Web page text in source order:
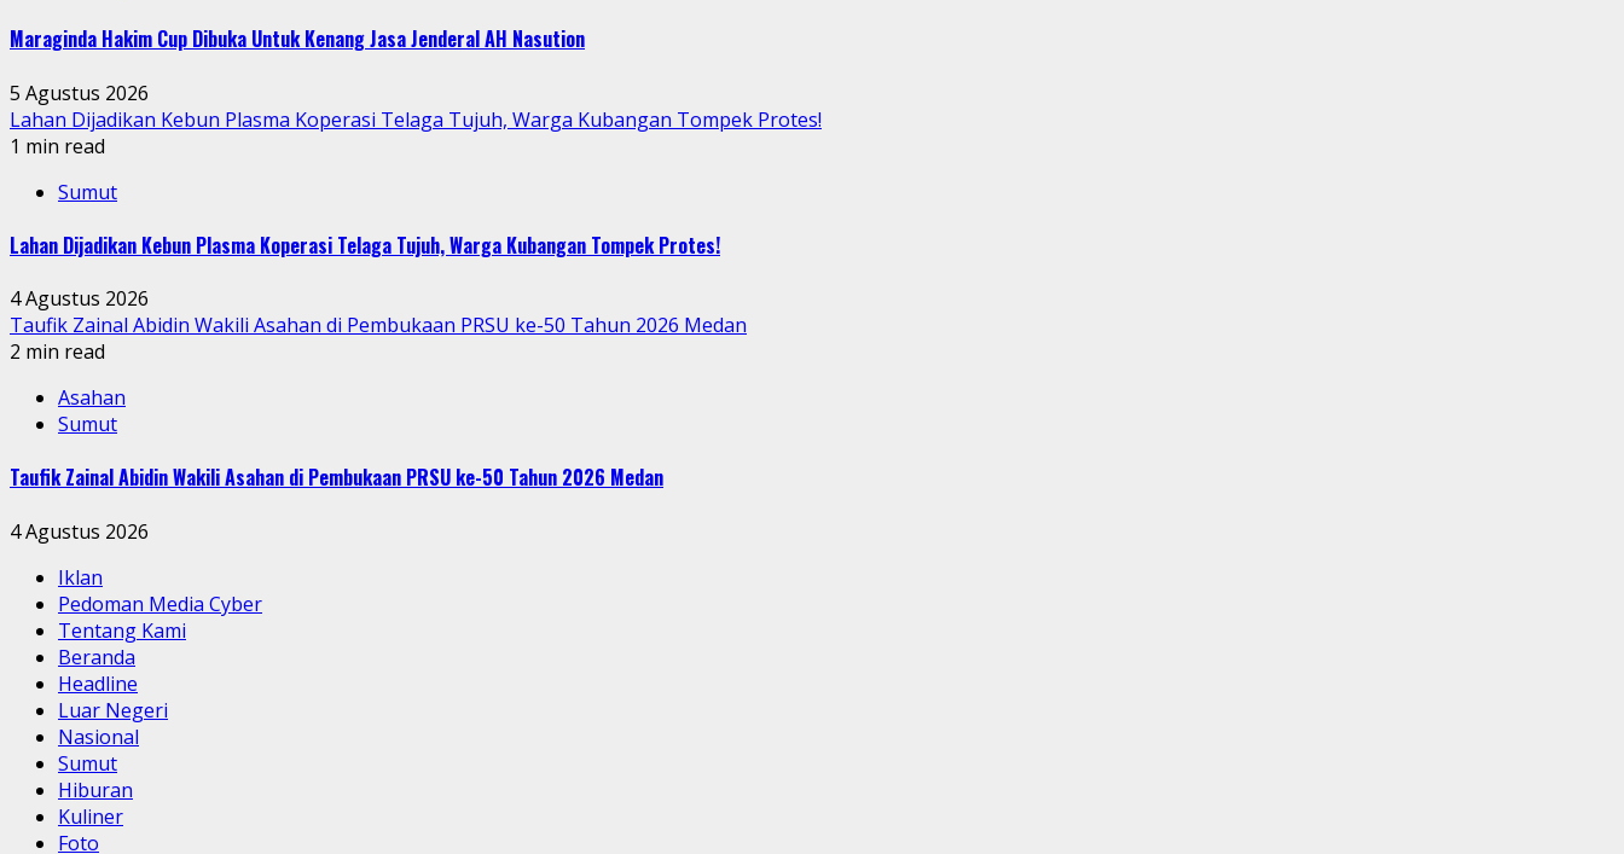
Maraginda Hakim Cup Dibuka Untuk Kenang Jasa Jenderal AH Nasution
5 Agustus 2026
Lahan Dijadikan Kebun Plasma Koperasi Telaga Tujuh, Warga Kubangan Tompek Protes!
1 min read
Sumut
Lahan Dijadikan Kebun Plasma Koperasi Telaga Tujuh, Warga Kubangan Tompek Protes!
4 Agustus 2026
Taufik Zainal Abidin Wakili Asahan di Pembukaan PRSU ke-50 Tahun 2026 Medan
2 min read
Asahan
Sumut
Taufik Zainal Abidin Wakili Asahan di Pembukaan PRSU ke-50 Tahun 2026 Medan
4 Agustus 2026
Iklan
Pedoman Media Cyber
Tentang Kami
Beranda
Headline
Luar Negeri
Nasional
Sumut
Hiburan
Kuliner
Foto